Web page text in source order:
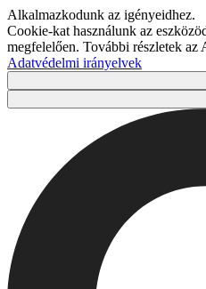
Alkalmazkodunk az igényeidhez.
Cookie-kat használunk az
megfelelően. További részletek az
Adatvédelmi irányelvek